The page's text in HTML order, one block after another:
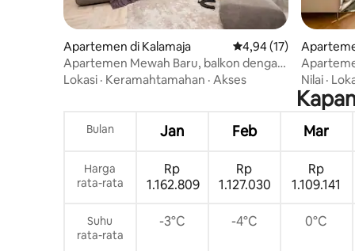
Apartemen di Kalamaja Nilai rata-rata 4,94 dari
4,94 (17)
Apartemen Mewah Baru, balkon dengan
pemandangan Kota Tua.
Lokasi · Keramahtamahan · Akses
samping
Nilai ·
Bulan Jan Feb Mar
Harga
rata-rata
Rp
1.162.809
Rp
1.127.030
Rp
1.109.141
Suhu
rata-rata
-3°C -4°C 0°C